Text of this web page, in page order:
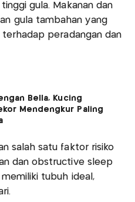
gula. Makanan dan
gula tambahan yang
peradangan dan
Bella, Kucing
Mendengkur Paling
salah satu faktor risiko
dan obstructive sleep
tubuh ideal,